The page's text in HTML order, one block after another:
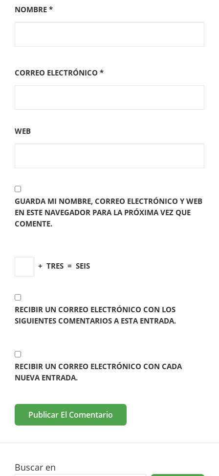
NOMBRE *
CORREO ELECTRÓNICO *
WEB
GUARDA MI NOMBRE, CORREO ELECTRÓNICO Y WEB
EN ESTE NAVEGADOR PARA LA PRÓXIMA VEZ QUE
COMENTE.
+ TRES = SEIS
RECIBIR UN CORREO ELECTRÓNICO CON LOS
SIGUIENTES COMENTARIOS A ESTA ENTRADA.
RECIBIR UN CORREO ELECTRÓNICO CON CADA
NUEVA ENTRADA.
Buscar en